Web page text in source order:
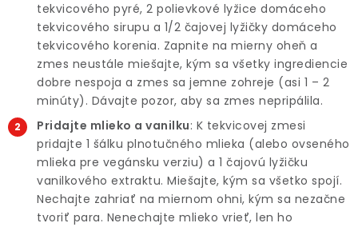
tekvicového pyré, 2 polievkové lyžice domáceho
tekvicového sirupu a 1/2 čajovej lyžičky domáceho
tekvicového korenia. Zapnite na mierny oheň a
zmes neustále miešajte, kým sa všetky ingrediencie
dobre nespoja a zmes sa jemne zohreje (asi 1 – 2
minúty). Dávajte pozor, aby sa zmes nepripálila.
Pridajte mlieko a vanilku: K tekvicovej zmesi
pridajte 1 šálku plnotučného mlieka (alebo ovseného
mlieka pre vegánsku verziu) a 1 čajovú lyžičku
vanilkového extraktu. Miešajte, kým sa všetko spojí.
Nechajte zahriať na miernom ohni, kým sa nezačne
tvoriť para. Nenechajte mlieko vrieť, len ho